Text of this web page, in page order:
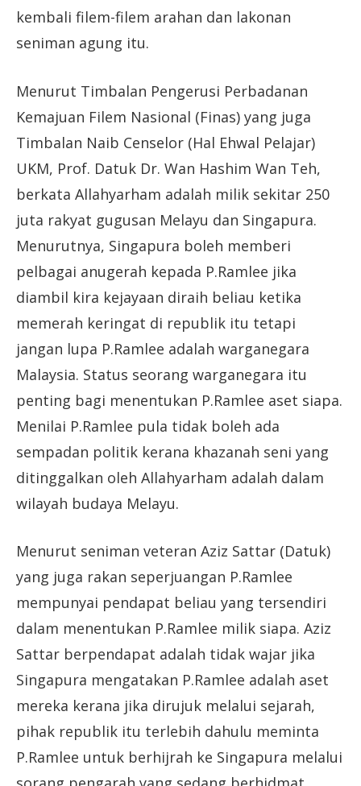
kembali filem-filem arahan dan lakonan
seniman agung itu.
Menurut Timbalan Pengerusi Perbadanan
Kemajuan Filem Nasional (Finas) yang juga
Timbalan Naib Censelor (Hal Ehwal Pelajar)
UKM, Prof. Datuk Dr. Wan Hashim Wan Teh,
berkata Allahyarham adalah milik sekitar 250
juta rakyat gugusan Melayu dan Singapura.
Menurutnya, Singapura boleh memberi
pelbagai anugerah kepada P.Ramlee jika
diambil kira kejayaan diraih beliau ketika
memerah keringat di republik itu tetapi
jangan lupa P.Ramlee adalah warganegara
Malaysia. Status seorang warganegara itu
penting bagi menentukan P.Ramlee aset siapa.
Menilai P.Ramlee pula tidak boleh ada
sempadan politik kerana khazanah seni yang
ditinggalkan oleh Allahyarham adalah dalam
wilayah budaya Melayu.
Menurut seniman veteran Aziz Sattar (Datuk)
yang juga rakan seperjuangan P.Ramlee
mempunyai pendapat beliau yang tersendiri
dalam menentukan P.Ramlee milik siapa. Aziz
Sattar berpendapat adalah tidak wajar jika
Singapura mengatakan P.Ramlee adalah aset
mereka kerana jika dirujuk melalui sejarah,
pihak republik itu terlebih dahulu meminta
P.Ramlee untuk berhijrah ke Singapura melalui